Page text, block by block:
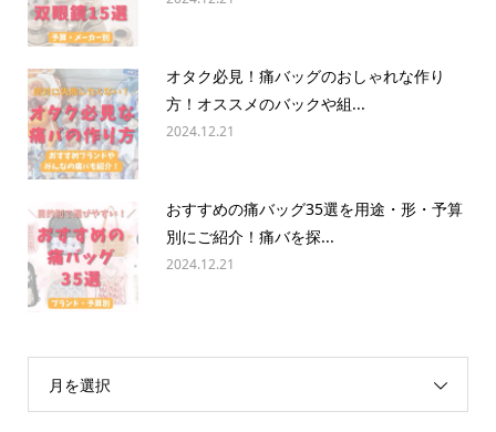
オタク必見！痛バッグのおしゃれな作り
方！オススメのバックや組...
2024.12.21
おすすめの痛バッグ35選を用途・形・予算
別にご紹介！痛バを探...
2024.12.21
月を選択